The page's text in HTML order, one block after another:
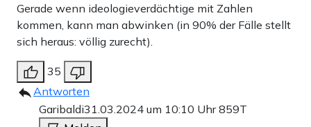
Gerade wenn ideologieverdächtige mit Zahlen
kommen, kann man abwinken (in 90% der Fälle stellt
sich heraus: völlig zurecht).
35
Antworten
Garibaldi31.03.2024 um 10:10 Uhr859T